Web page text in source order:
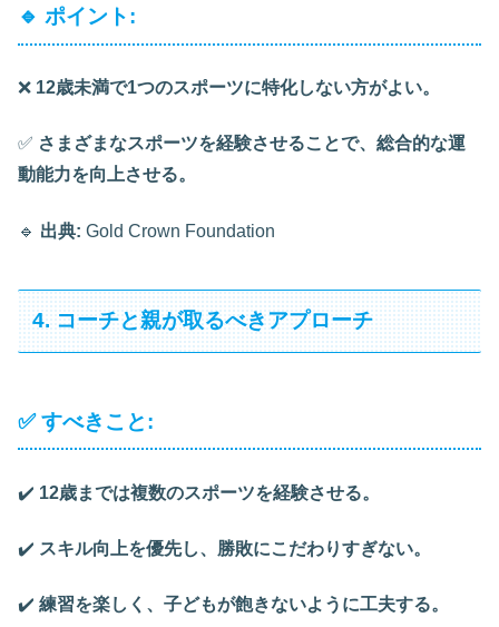
🔹 ポイント:
❌ 12歳未満で1つのスポーツに特化しない方がよい。
✅ さまざまなスポーツを経験させることで、総合的な運
動能力を向上させる。
🔹 出典: Gold Crown Foundation
4. コーチと親が取るべきアプローチ
✅ すべきこと:
✔️ 12歳までは複数のスポーツを経験させる。
✔️ スキル向上を優先し、勝敗にこだわりすぎない。
✔️ 練習を楽しく、子どもが飽きないように工夫する。